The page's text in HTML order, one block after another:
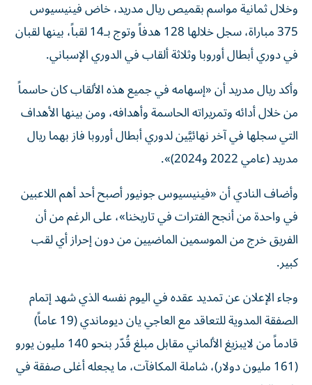
وخلال ثمانية مواسم بقميص ريال مدريد، خاض فينيسيوس
375 مباراة، سجل خلالها 128 هدفاً وتوج بـ14 لقباً، بينها لقبان
في دوري أبطال أوروبا وثلاثة ألقاب في الدوري الإسباني.
وأكد ريال مدريد أن «إسهامه في جميع هذه الألقاب كان حاسماً
من خلال أدائه وتمريراته الحاسمة وأهدافه، ومن بينها الأهداف
التي سجلها في آخر نهائيَّين لدوري أبطال أوروبا فاز بهما ريال
مدريد (عامي 2022 و2024)».
وأضاف النادي أن «فينيسيوس جونيور أصبح أحد أهم اللاعبين
في واحدة من أنجح الفترات في تاريخنا»، على الرغم من أن
الفريق خرج من الموسمين الماضيين من دون إحراز أي لقب
كبير.
وجاء الإعلان عن تمديد عقده في اليوم نفسه الذي شهد إتمام
الصفقة المدوية للتعاقد مع العاجي يان ديوماندي (19 عاماً)
قادماً من لايبزيغ الألماني مقابل مبلغ قُدّر بنحو 140 مليون يورو
(161 مليون دولار)، شاملة المكافآت، ما يجعله أغلى صفقة في